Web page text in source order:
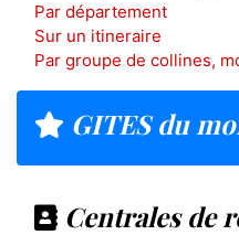
Par département
Sur un itineraire
Par groupe de collines,
GITES du
Centrales de